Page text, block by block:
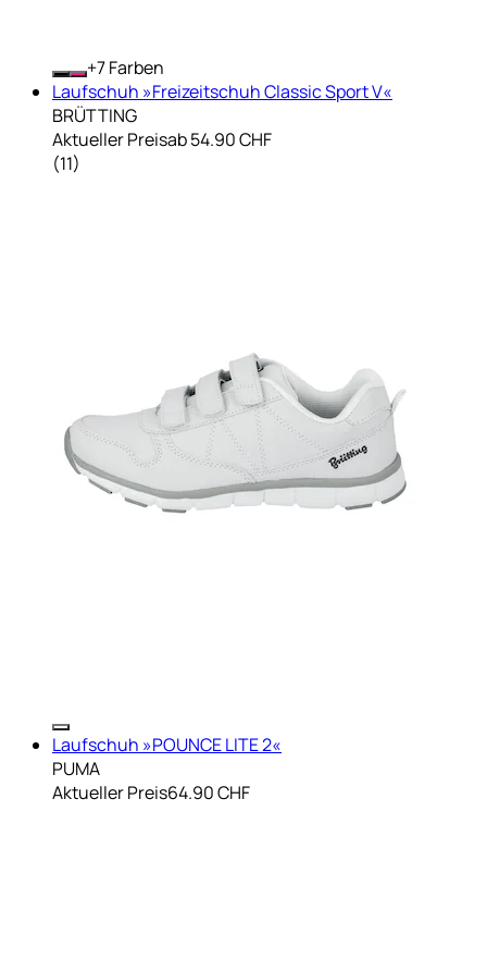
+ Farben
Laufschuh »Freizeitschuh Classic Sport V«
BRÜTTING
Aktueller Preisab54.90 CHF
(11)
Laufschuh »POUNCE LITE 2«
PUMA
Aktueller Preis64.90 CHF